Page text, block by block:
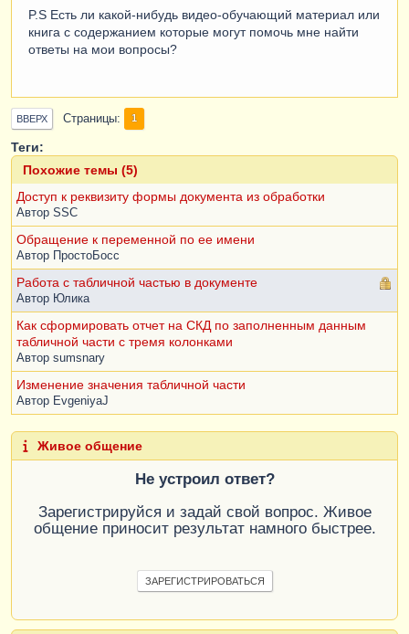
P.S Есть ли какой-нибудь видео-обучающий материал или
книга с содержанием которые могут помочь мне найти
ответы на мои вопросы?
ВВЕРХ Страницы 1
Теги:
Похожие темы (5)
Доступ к реквизиту формы документа из обработки
Автор SSC
Обращение к переменной по ее имени
Автор ПростоБосс
Работа с табличной частью в документе
Автор Юлика
Как сформировать отчет на СКД по заполненным данным
табличной части с тремя колонками
Автор sumsnary
Изменение значения табличной части
Автор EvgeniyaJ
Живое общение
Не устроил ответ?
Зарегистрируйся и задай свой вопрос. Живое
общение приносит результат намного быстрее.
ЗАРЕГИСТРИРОВАТЬСЯ